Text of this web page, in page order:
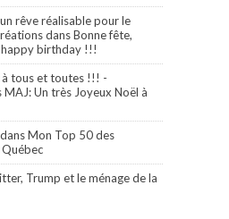
rêve réalisable pour le
dansBonne fête,
birthday !!!
à tous et toutes !!! -
MAJ: Un très Joyeux Noël à
dansMon Top 50 des
Trump et le ménage de la